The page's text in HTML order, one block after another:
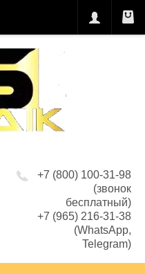
+7 (800) 100-31-98
(звонок
бесплатный)
+7 (965) 216-31-38
(WhatsApp,
Telegram)